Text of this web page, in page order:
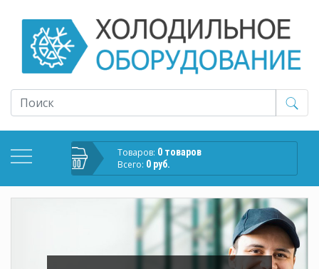
Товаров: 0 товаров
Всего: 0 руб.